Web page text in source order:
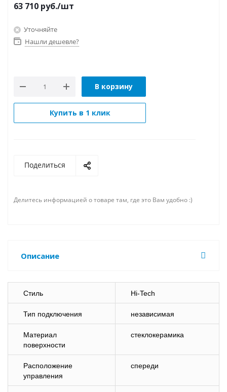
63 710 руб./шт
Уточняйте
Нашли дешевле?
В корзину
Купить в 1 клик
Поделиться
Делитесь информацией о товаре там, где это Вам удобно :)
Описание
Стиль Hi-Tech
Тип подключения независимая
Материал
поверхности
стеклокерамика
Расположение
управления
спереди